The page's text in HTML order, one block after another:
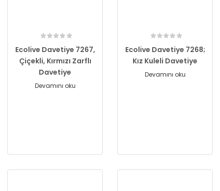
Ecolive Davetiye 7267,
Çiçekli, Kırmızı Zarflı
Davetiye
Devamını oku
Ecolive Davetiye 7268;
Kız Kuleli Davetiye
Devamını oku